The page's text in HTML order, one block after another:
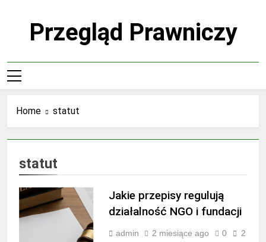
Przegląd Prawniczy
Home statut
statut
Jakie przepisy regulują
działalność NGO i fundacji
admin 2 miesiące ago 0
2